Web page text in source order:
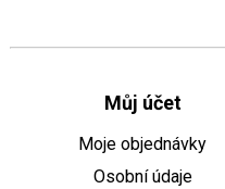
Můj účet
Moje objednávky
Osobní údaje